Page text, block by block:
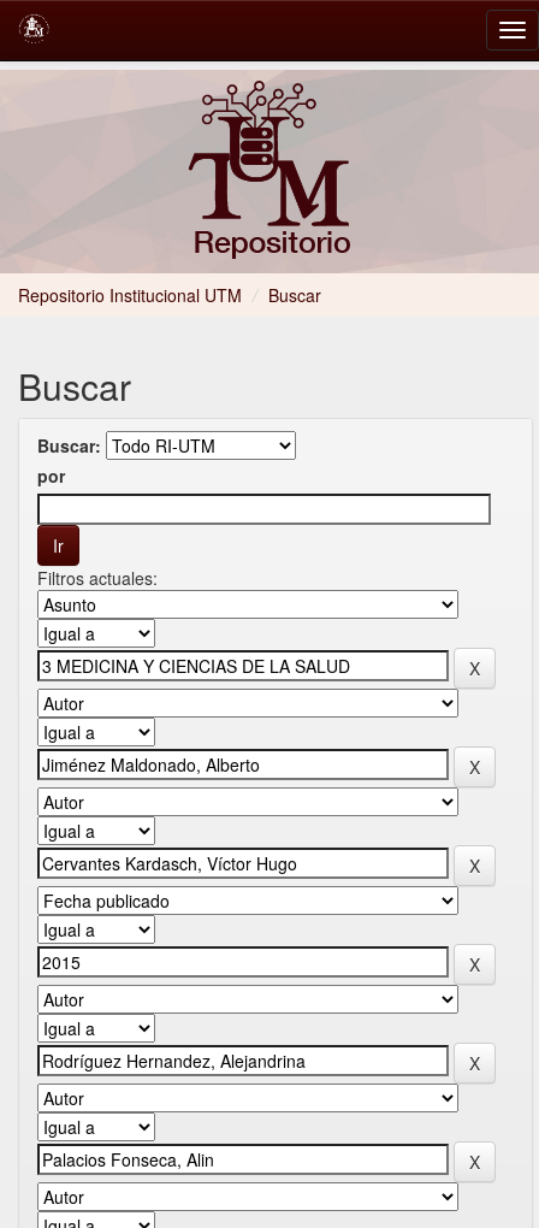
Repositorio Institucional UTM / Buscar
Buscar
Buscar:
por
Filtros actuales: